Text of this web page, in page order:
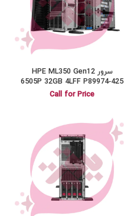
سرور HPE ML350 Gen12
6505P 32GB 4LFF P89974‑425
Call for Price